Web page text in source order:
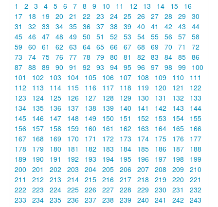
1 2 3 4 5 6 7 8 9 10 11 12 13 14 15
16
17
18 19 20 21 22 23 24 25 26 27 28 29 30
31
32 33 34 35 36 37 38 39 40 41 42 43
44
45 46 47 48 49 50 51 52 53 54 55 56 57 58
59 60 61 62 63 64 65 66 67 68 69 70 71
72
73
74 75 76 77 78 79 80 81 82 83 84 85 86
87 88 89 90 91 92 93 94 95 96 97 98 99
100
101
102 103 104 105 106 107 108 109 110
111
112
113 114 115 116 117 118 119 120 121
122
123
124 125 126 127 128 129 130 131 132
133
134
135 136 137 138 139 140 141 142 143
144
145
146 147 148 149 150 151 152 153 154
155
156
157 158 159 160 161 162 163 164 165
166
167
168 169 170 171 172 173 174 175 176
177
178
179 180 181 182 183 184 185 186 187
188
189
190 191 192 193 194 195 196 197 198
199
200
201 202 203 204 205 206 207 208 209 210
211
212 213 214 215 216 217 218 219 220
221
222
223 224 225 226 227 228 229 230 231
232
233
234 235 236 237 238 239 240 241 242
243